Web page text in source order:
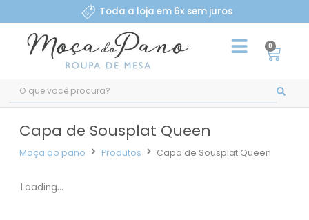
para
conteúdo
Toda a loja em 6x sem juros
0
Pesquisar
Capa de Sousplat Queen
Moça do pano Produtos Capa de Sousplat Queen
Loading...